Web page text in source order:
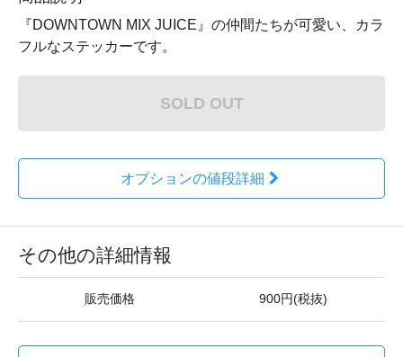
『DOWNTOWN MIX JUICE』の仲間たちが可愛い、カラ
フルなステッカーです。
SOLD OUT
オプションの値段詳細
その他の詳細情報
販売価格 900円(税抜)